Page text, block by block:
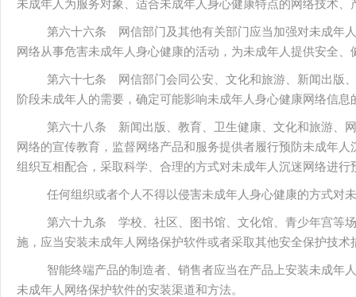
未成年人为服务对象、适合未成年人身心健康特点的网络技术
第六十六条 网信部门及其他有关部门应当加强对未成年
网络从事危害未成年人身心健康的活动，为未成年人提供安全、
第六十七条 网信部门会同公安、文化和旅游、新闻出版
阶段未成年人的需要，确定可能影响未成年人身心健康网络信
第六十八条 新闻出版、教育、卫生健康、文化和旅游、
网络的宣传教育，监督网络产品和服务提供者履行预防未成年
组织互相配合，采取科学、合理的方式对未成年人沉迷网络进行
任何组织或者个人不得以侵害未成年人身心健康的方式对
第六十九条 学校、社区、图书馆、文化馆、青少年宫等
施，应当安装未成年人网络保护软件或者采取其他安全保护技术
智能终端产品的制造者、销售者应当在产品上安装未成年
未成年人网络保护软件的安装渠道和方法。